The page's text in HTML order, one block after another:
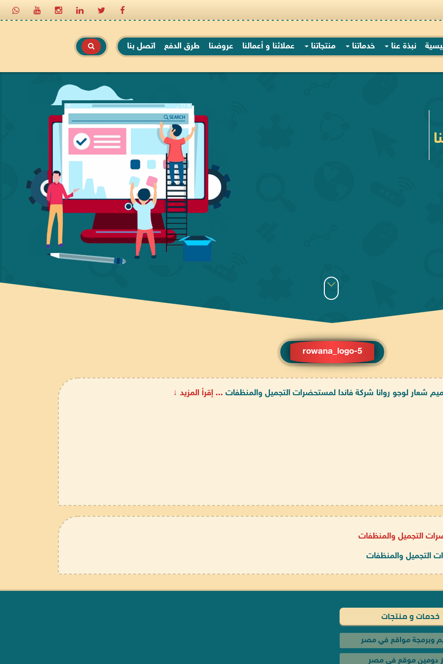
نبذة عنا خدماتنا منتجاتنا عملائنا و أعمالنا عروضنا طرق الدفع اتصل بنا
rowana_logo-5
شعار لوجو روانا شركة فاندا لمستحضرات التجميل والمنظفات ... إقرأ المزيد ↓
التجميل والمنظفات
خدمات و منتجات
وبرمجة مواقع في مصر
دومين موقع في مصر